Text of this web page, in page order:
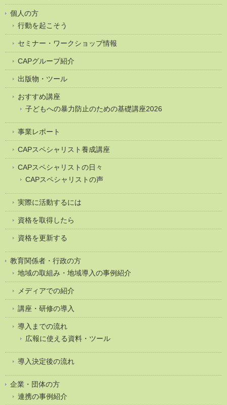
個人の方
行動を起こそう
セミナー・ワークショップ情報
CAPグループ紹介
出版物・ツール
おすすめ講座
子どもへの暴力防止のための基礎講座2026
事業レポート
CAPスペシャリスト養成講座
CAPスペシャリストの日々
CAPスペシャリストの声
実際に活動するには
資格を取得したら
資格を更新する
教育関係者・行政の方
地域の取組み・地域導入の事例紹介
メディアでの紹介
講座・研修の導入
導入までの流れ
広報に使える資料・ツール
導入決定後の流れ
企業・団体の方
連携の事例紹介